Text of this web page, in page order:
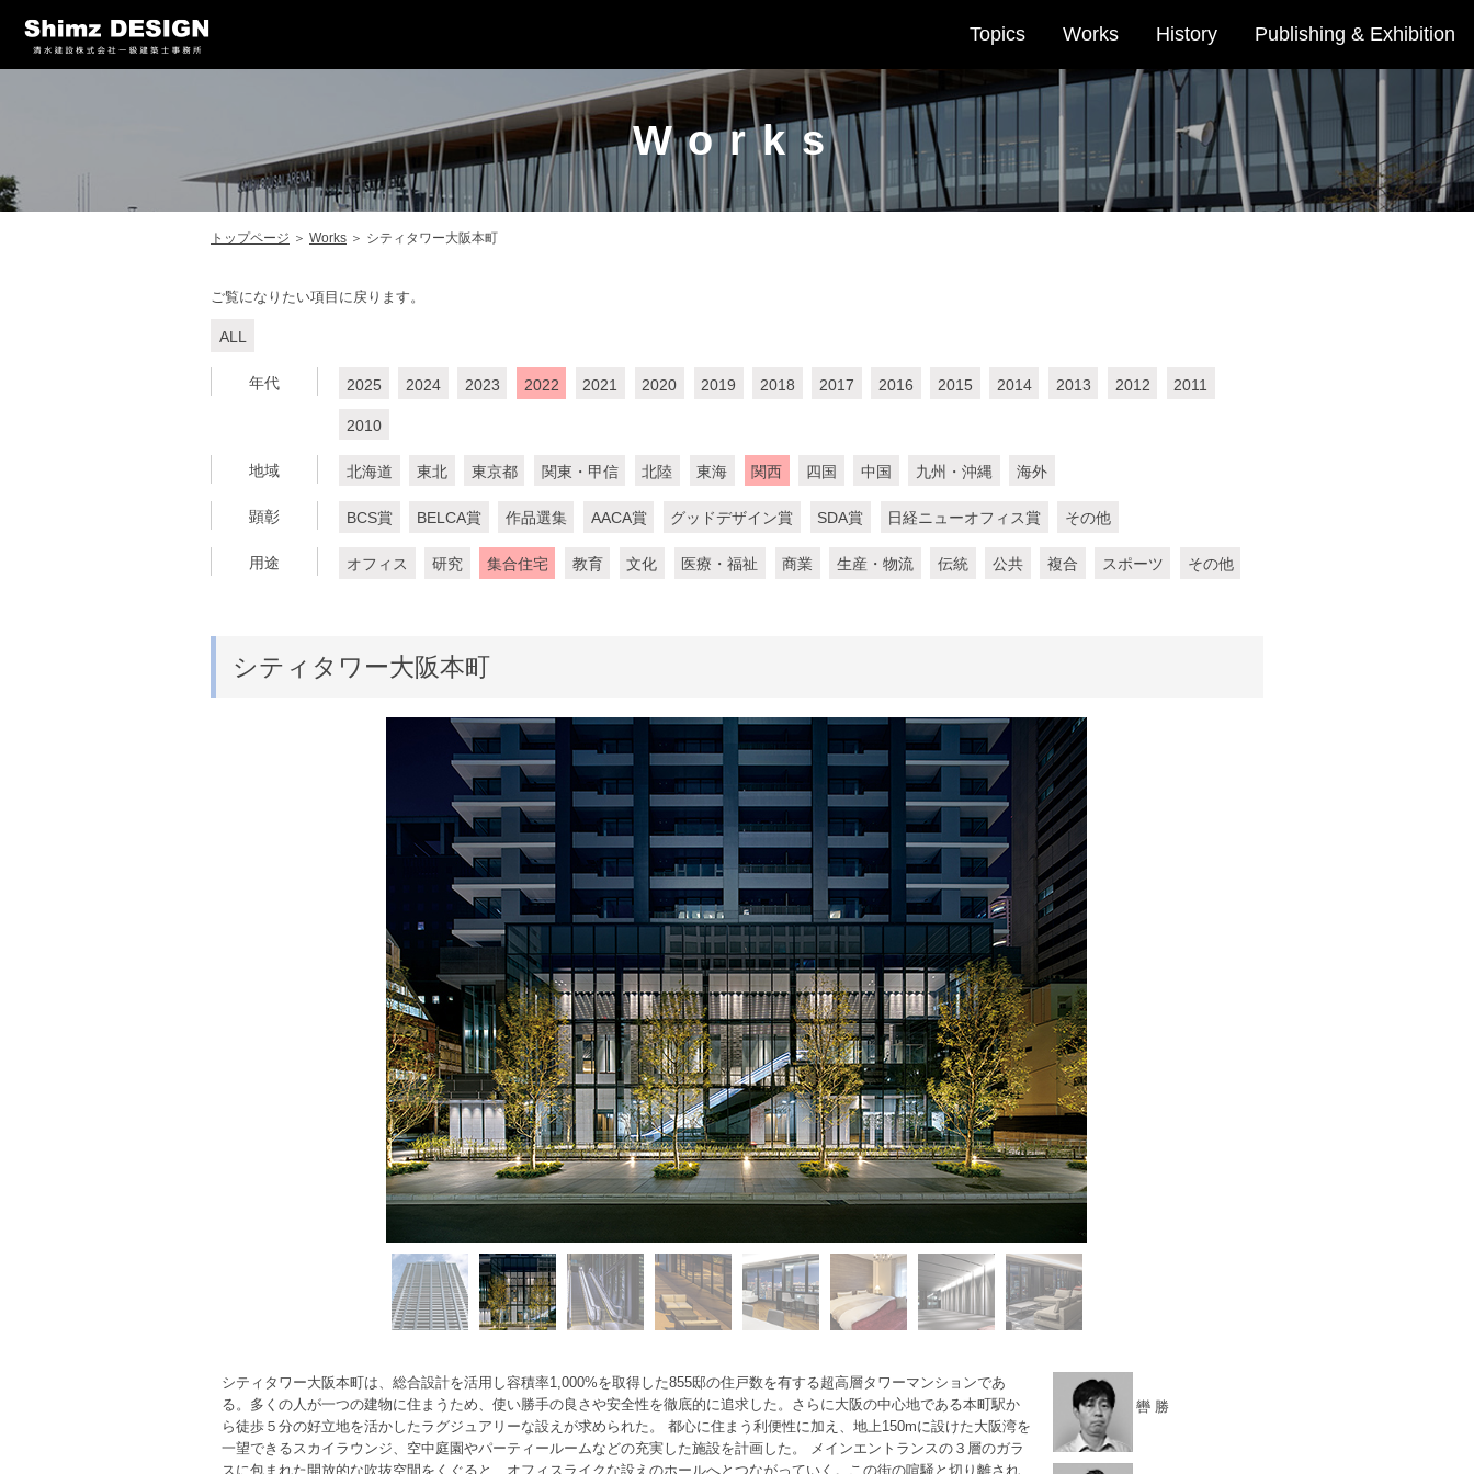
Topics Works History Publishing & Exhibition
Works
トップページ ＞ Works ＞ シティタワー大阪本町
ご覧になりたい項目に戻ります。
ALL
年代 2025 2024 2023 2022 2021 2020 2019 2018 2017 2016 2015 2014 2013 2012 2011
2010
地域 北海道 東北 東京都 関東・甲信 北陸 東海 関西 四国 中国 九州・沖縄 海外
顕彰 BCS賞 BELCA賞 作品選集 AACA賞 グッドデザイン賞 SDA賞 日経ニューオフィス賞 その他
用途 オフィス 研究 集合住宅 教育 文化 医療・福祉 商業 生産・物流 伝統 公共 複合 スポーツ その他
シティタワー大阪本町
シティタワー大阪本町は、総合設計を活用し容積率1,000%を取得した855邸の住戸数を有する超高層タワーマンションであ
る。多くの人が一つの建物に住まうため、使い勝手の良さや安全性を徹底的に追求した。さらに大阪の中心地である本町駅か
ら徒歩５分の好立地を活かしたラグジュアリーな設えが求められた。 都心に住まう利便性に加え、地上150mに設けた大阪湾を
一望できるスカイラウンジ、空中庭園やパーティールームなどの充実した施設を計画した。 メインエントランスの３層のガラ
スに包まれた開放的な吹抜空間をくぐると、オフィスライクな設えのホールへとつながっていく。この街の喧騒と切り離され
轡 勝